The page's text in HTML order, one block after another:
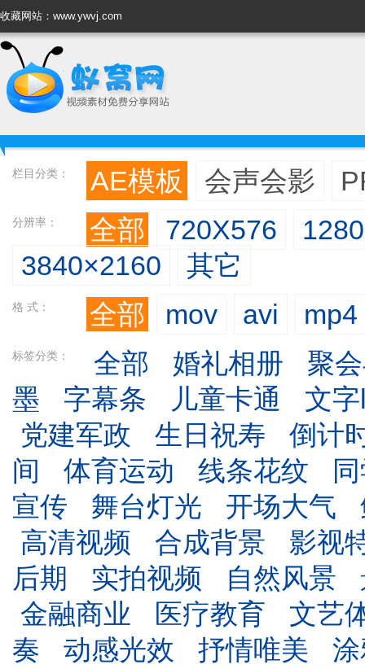
收藏网站：www.ywvj.com
栏目分类： AE模板 会声会影
分辨率： 全部 720X576
3840×2160
其它
格 式： 全部 mov avi mp4
标签分类： 全部 婚礼相册
聚
墨
字幕条 儿童卡通
文
党建军政
生日祝寿
倒计
间
体育运动 线条花纹
宣传
舞台灯光 开场大气
高清视频
合成背景
影视
后期
实拍视频 自然风景
金融商业
医疗教育
文艺
奏
动感光效 抒情唯美